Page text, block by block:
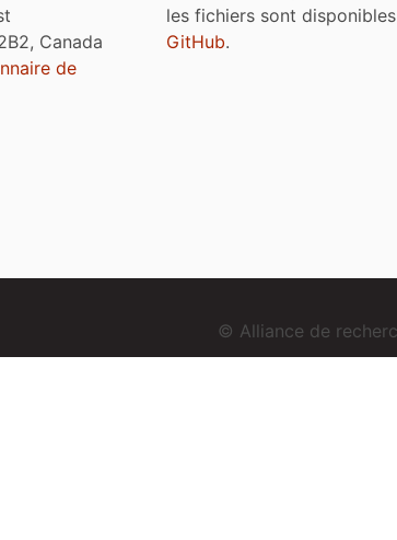
Canada
de
les fichiers sont
GitHub.
© Alliance de